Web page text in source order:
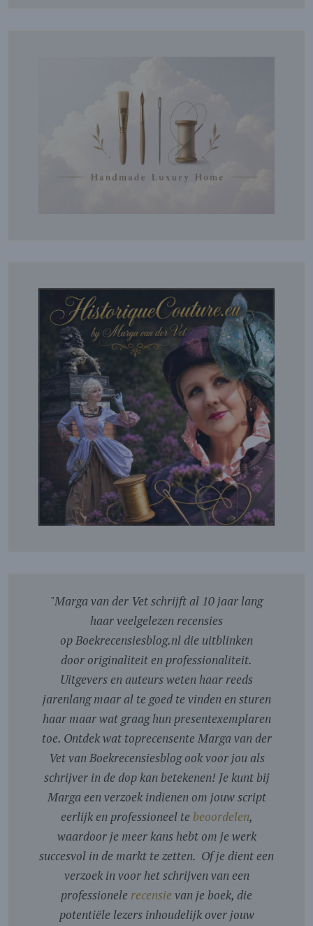
"Marga van der Vet schrijft al 10 jaar lang
haar veelgelezen recensies
op Boekrecensiesblog.nl die uitblinken
door originaliteit en professionaliteit.
Uitgevers en auteurs weten haar reeds
jarenlang maar al te goed te vinden en sturen
haar maar wat graag hun presentexemplaren
toe. Ontdek wat toprecensente Marga van der
Vet van Boekrecensiesblog ook voor jou als
schrijver in de dop kan betekenen! Je kunt bij
Marga een verzoek indienen om jouw script
eerlijk en professioneel te beoordelen,
waardoor je meer kans hebt om je werk
succesvol in de markt te zetten. Of je dient een
verzoek in voor het schrijven van een
professionele recensievan je boek, die
potentiële lezers inhoudelijk over jouw